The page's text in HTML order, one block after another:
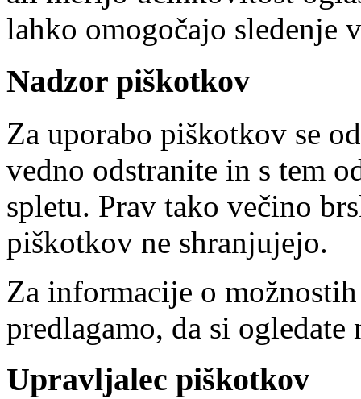
lahko omogočajo sledenje
Nadzor piškotkov
Za uporabo piškotkov se
vedno odstranite in s tem
spletu. Prav tako večino
piškotkov ne shranjujejo.
Za informacije o
predlagamo, da si ogledate
Upravljalec piškotkov